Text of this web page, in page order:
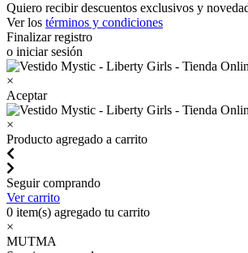
Quiero recibir descuentos exclusivos y
Ver los términos y condiciones
Finalizar registro
o iniciar sesión
×
Aceptar
×
Producto agregado a carrito
Seguir comprando
Ver carrito
0 item(s) agregado tu carrito
×
MUTMA